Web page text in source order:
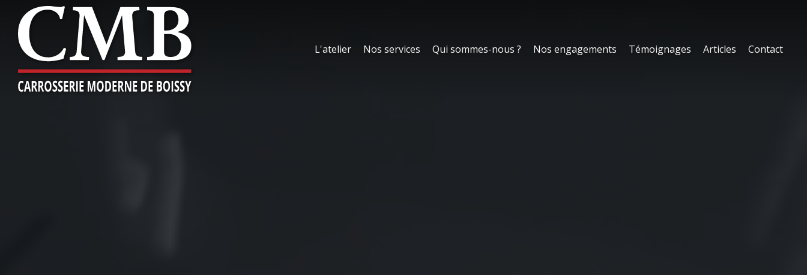
L'atelier Nos services Qui sommes-nous ? Nos engagements Témoignages Articles Contact